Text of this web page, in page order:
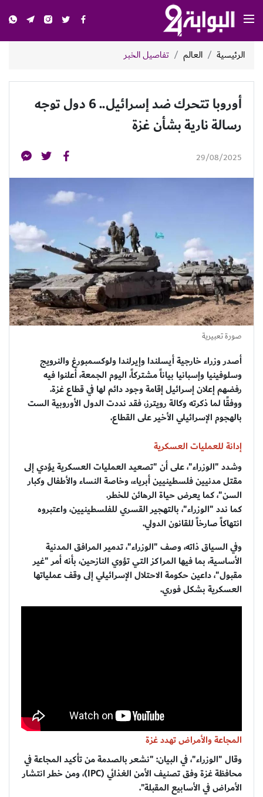
الرئيسية العالم تفاصيل الخبر
أوروبا تتحرك ضد إسرائيل.. 6 دول توجه
رسالة نارية بشأن غزة
29/08/2025
صورة تعبيرية
أصدر وزراء خارجية أيسلندا وإيرلندا ولوكسمبورغ والنرويج
وسلوفينيا وإسبانيا بياناً مشتركاً، اليوم الجمعة، أعلنوا فيه
رفضهم إعلان إسرائيل إقامة وجود دائم لها في قطاع غزة.
ووفقًا لما ذكرته وكالة رويترز، فقد نددت الدول الأوروبية الست
بالهجوم الإسرائيلي الأخير على القطاع.
إدانة للعمليات العسكرية
وشدد "الوزراء"، على أن "تصعيد العمليات العسكرية يؤدي إلى
مقتل مدنيين فلسطينيين أبرياء، وخاصة النساء والأطفال وكبار
السن"، كما يعرض حياة الرهائن للخطر.
كما ندد "الوزراء"، بالتهجير القسري للفلسطينيين، واعتبروه
انتهاكاً صارخاً للقانون الدولي.
وفي السياق ذاته، وصف "الوزراء"، تدمير المرافق المدنية
الأساسية، بما فيها المراكز التي تؤوي النازحين، بأنه أمر "غير
مقبول"، داعين حكومة الاحتلال الإسرائيلي إلى وقف عملياتها
العسكرية بشكل فوري.
المجاعة والأمراض تهدد غزة
وقال "الوزراء"، في البيان: "نشعر بالصدمة من تأكيد المجاعة في
محافظة غزة وفق تصنيف الأمن الغذائي (IPC)، ومن خطر انتشار
الأمراض في الأسابيع المقبلة".